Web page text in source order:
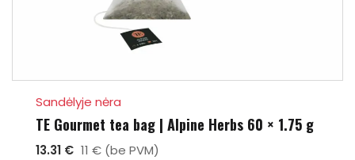
Sandėlyje nėra
TE Gourmet tea bag | Alpine Herbs 60 × 1.75 g
13.31 € 11 € (be PVM)